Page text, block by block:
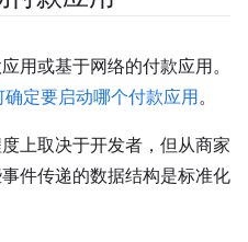
用或基于网络的付款应用。
定要启动哪个付款应用。
上取决于开发者，但从商家
件传递的数据结构是标准化